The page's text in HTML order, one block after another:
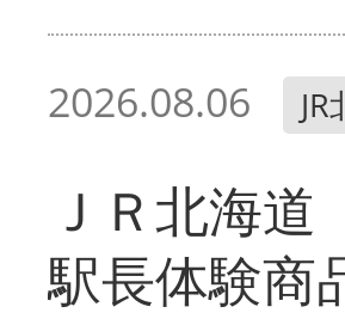
2026.08.06
ＪＲ北海
駅長体験商